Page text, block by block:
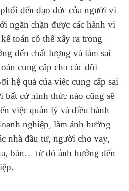
đến đạo đức của người vi
ngăn chặn được các hành vi
toán có thể xẩy ra trong
đến chất lượng và làm sai
cung cấp cho các đối
hệ quả của việc cung cấp sai
bất cứ hình thức nào cũng sẽ
việc quản lý và điều hành
nghiệp, làm ảnh hưởng
nhà đầu tư, người cho vay,
bán… từ đó ảnh hưởng đến